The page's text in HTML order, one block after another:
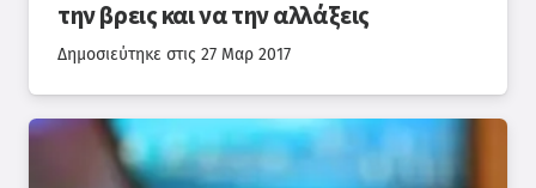
την βρεις και να την αλλάξεις
Δημοσιεύτηκε στις 27 Μαρ 2017